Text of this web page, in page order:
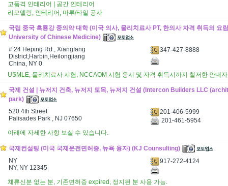
고품격 인테리어 | 공간 인테리어
리모델링, 인테리어, 마루/타일 공사
국립 중국 흑룡강 중의약 대학 (미국 의사, 물리치료사 PT, 한의사 자격 취득의 요
University of Chinese Medicine)
# 24 Heping Rd., Xiangfang
District,Harbin,Heilongjiang
China, NY 0
347-427-8888
USMLE, 물리치료사 시험, NCCAOM 시험 응시 및 자격 취득시까지 철저한 안내
국제 건설 | 뉴저지 건축, 뉴저지 토목, 뉴저지 건설 (Intercon Builders LLC
park)
520 4th Street
Palisades Park , NJ 07650
201-406-5999
201-461-5954
아래에 자세한 사항 보실 수 있습니다.
국제컨설팅 (미국 국제운전면허증, 뉴욕 융자) (KJ Counsulting)
NY
NY, NY 12345
917-272-4124
체류신분 없는 분, 기존면허증 expired, 정지된 분 사용 가능.